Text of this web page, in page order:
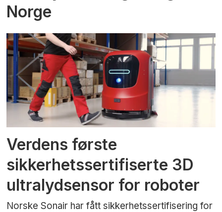
Norge
Verdens første
sikkerhetssertifiserte 3D
ultralydsensor for roboter
Norske Sonair har fått sikkerhetssertifisering for